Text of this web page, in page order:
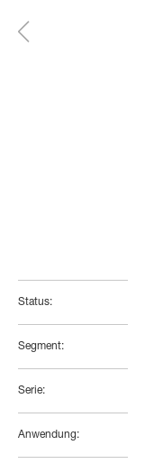
Status:
Segment:
Serie:
Anwendung: